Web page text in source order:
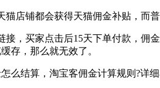
铺都会获得天猫佣金补贴，而普
，买家点击后15天下单付款，佣
存，那么就无效了。
结算，淘宝客佣金计算规则?详细